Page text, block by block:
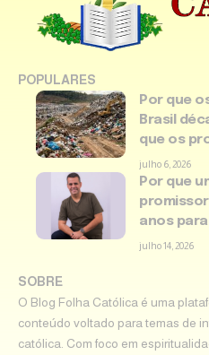
POPULARES
Por que
Brasil
que os
julho 6, 2026
Por que
anos
julho 14, 2026
SOBRE
O Blog Folha Católica é uma
conteúdo voltado para temas de
católica. Com foco em